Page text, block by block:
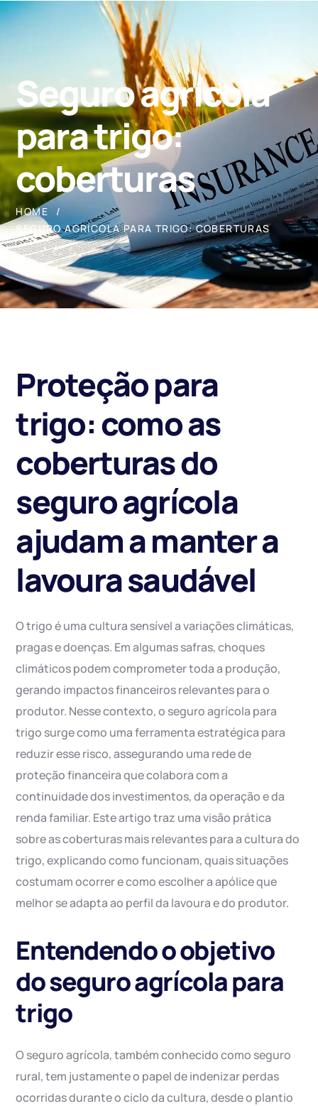
Seguro agrícola
para trigo:
coberturas
HOME
SEGURO AGRÍCOLA PARA TRIGO: COBERTURAS
Proteção para
trigo: como as
coberturas do
seguro agrícola
ajudam a manter a
lavoura saudável
O trigo é uma cultura sensível a variações climáticas,
pragas e doenças. Em algumas safras, choques
climáticos podem comprometer toda a produção,
gerando impactos financeiros relevantes para o
produtor. Nesse contexto, o seguro agrícola para
trigo surge como uma ferramenta estratégica para
reduzir esse risco, assegurando uma rede de
proteção financeira que colabora com a
continuidade dos investimentos, da operação e da
renda familiar. Este artigo traz uma visão prática
sobre as coberturas mais relevantes para a cultura do
trigo, explicando como funcionam, quais situações
costumam ocorrer e como escolher a apólice que
melhor se adapta ao perfil da lavoura e do produtor.
Entendendo o objetivo
do seguro agrícola para
trigo
O seguro agrícola, também conhecido como seguro
rural, tem justamente o papel de indenizar perdas
ocorridas durante o ciclo da cultura, desde o plantio